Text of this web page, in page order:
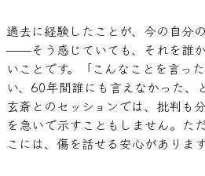
過去に経験したことが、今の自分
——そう感じていても、それを誰
いことです。「こんなことを言っ
い、60年間誰にも言えなかった、
玄斎とのセッションでは、批判も
を急いで示すこともしません。た
こには、傷を話せる安心があります